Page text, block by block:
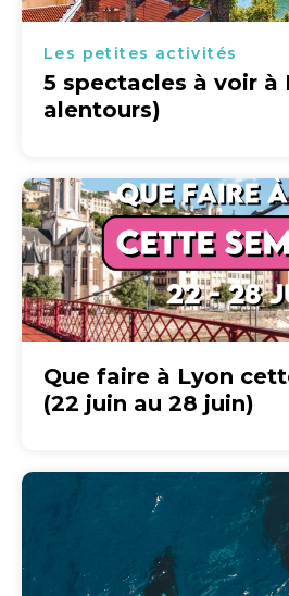
Les petites activités
5 spectacles à voir à
alentours)
Que faire à Lyon
(22 juin au 28 juin)